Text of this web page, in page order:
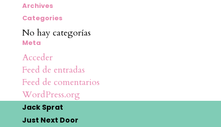
Archives
Categories
No hay categorías
Meta
Acceder
Feed de entradas
Feed de comentarios
WordPress.org
Jack Sprat
Just Next Door